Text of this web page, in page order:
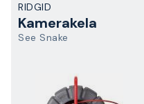
RIDGID
Kamerakela
See Snake